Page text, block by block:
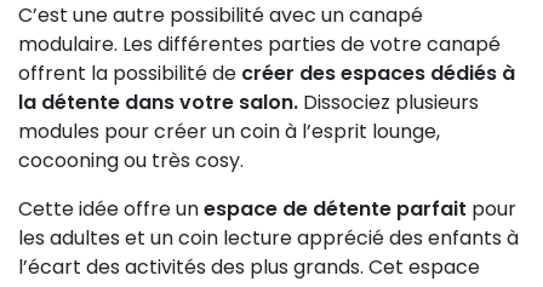
C’est une autre possibilité avec un canapé
modulaire. Les différentes parties de votre canapé
offrent la possibilité de créer des espaces dédiés à
la détente dans votre salon. Dissociez plusieurs
modules pour créer un coin à l’esprit lounge,
cocooning ou très cosy.
Cette idée offre unespace de détente parfait pour
les adultes et un coin lecture apprécié des enfants à
l’écart des activités des plus grands. Cet espace